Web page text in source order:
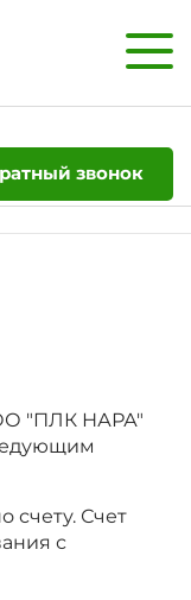
звонок
"ПЛК НАРА"
счету. Счет
с